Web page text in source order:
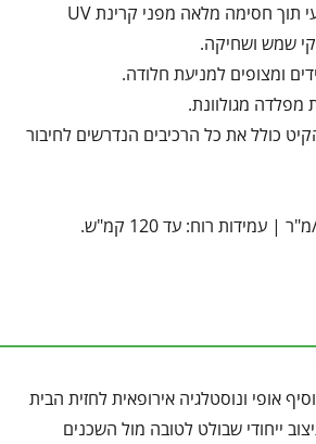
מאפשר מעבר אור טבעי תוך חסימה מלאה מפני קרינת UV
שמש ושחיקה.
ומצופים למניעת חלודה.
מפלדה מגולוונת.
כולל את כל הרכיבים הנדרשים לחיבור
אופי ונוסטלגיה אירופאית לחזית הבית
ייחודי שבולט לטובה מול השכנים